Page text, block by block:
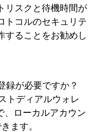
リスクと待機時間が
トコルのセキュリテ
することをお勧めし
録が必要ですか？
トディアルウォレ
、ローカルアカウン
ます。